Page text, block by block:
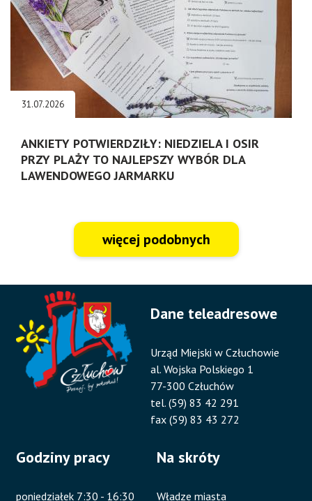
31.07.2026
ANKIETY POTWIERDZIŁY: NIEDZIELA I OSIR
PRZY PLAŻY TO NAJLEPSZY WYBÓR DLA
LAWENDOWEGO JARMARKU
więcej podobnych
Dane teleadresowe
Urząd Miejski w Człuchowie
al. Wojska Polskiego 1
77-300 Człuchów
tel. (59) 83 42 291
fax (59) 83 43 272
Godziny pracy
poniedziałek 7:30 - 16:30
Na skróty
Władze miasta